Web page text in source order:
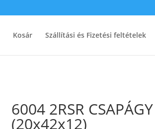
Kosár Szállítási és Fizetési feltételek
6004 2RSR CSAPÁGY
(20x42x12)